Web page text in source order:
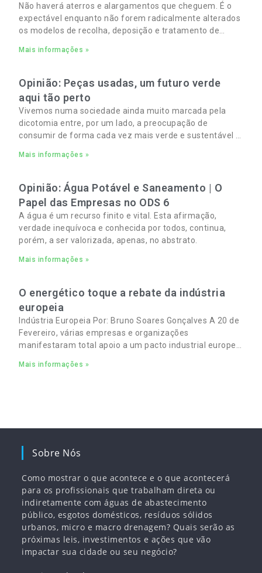
Não haverá aterros e alargamentos que cheguem. É o
expectável enquanto não forem radicalmente alterados
os modelos de recolha, deposição e tratamento de
Mais informações »
Opinião: Peças usadas, um futuro verde
aqui tão perto
Vivemos numa sociedade ainda muito marcada pela
dicotomia entre, por um lado, a preocupação de
consumir de forma cada vez mais verde e sustentável e,
e familiares cada vez mais apertados.
Mais informações »
Opinião: Água Potável e Saneamento | O
Papel das Empresas no ODS 6
A água é um recurso finito e vital. Esta afirmação,
verdade inequívoca e conhecida por todos, continua,
porém, a ser valorizada, apenas, no abstrato.
Mais informações »
O energético toque a rebate da indústria
europeia
Indústria Europeia Por: Bruno Soares Gonçalves A 20 de
Fevereiro, várias empresas e organizações
manifestaram total apoio a um pacto industrial europeu
empregos
Mais informações »
Sobre Nós
Como mostrar o que acontece e o que acontecerá
para os profissionais que trabalham direta ou
indiretamente com águas de abastecimento
público, esgotos domésticos, resíduos sólidos
urbanos, micro e macro drenagem? Quais serão as
próximas leis, investimentos e ações que vão
impactar sua cidade ou seu negócio?